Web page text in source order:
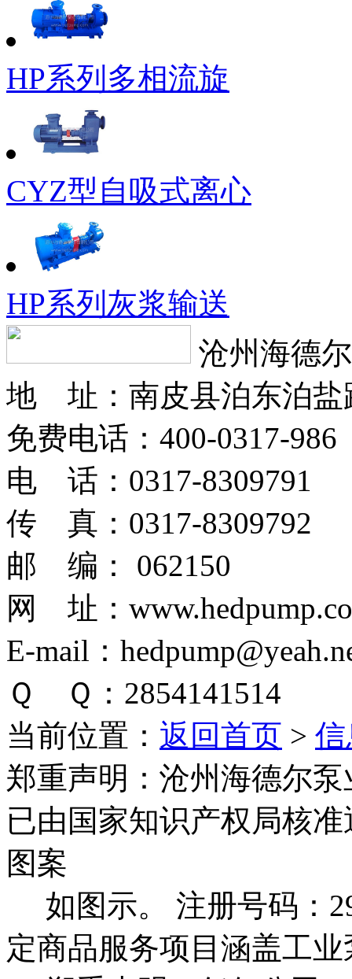
HP系列多相流旋
CYZ型自吸式离心
HP系列灰浆输送
沧州海德
地 址：南皮县泊东泊盐
免费电话：400-0317-986
电 话：0317-8309791
传 真：0317-8309792
邮 编： 062150
网 址：
E-mail：
Ｑ Ｑ：2854141514
当前位置： 返回首页 >
郑重声明： 沧州海德尔
已由国家知识产权局核
图案
如图示。 注册号码：
定商品服务项目涵盖工